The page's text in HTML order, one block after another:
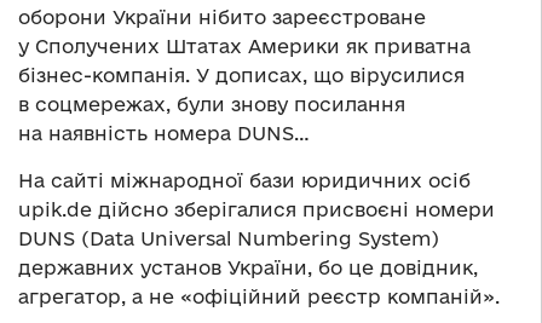
оборони України нібито зареєстроване
у Сполучених Штатах Америки як приватна
бізнес-компанія. У дописах, що вірусилися
в соцмережах, були знову посилання
на наявність номера DUNS…
На сайті міжнародної бази юридичних осіб
upik.de дійсно зберігалися присвоєні номери
DUNS (Data Universal Numbering System)
державних установ України, бо це довідник,
агрегатор, а не «офіційний реєстр компаній».